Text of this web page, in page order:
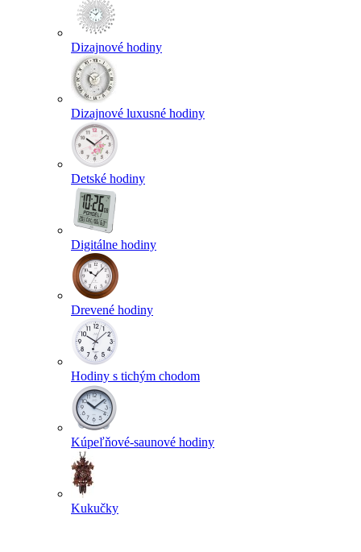
Dizajnové hodiny
Dizajnové luxusné hodiny
Detské hodiny
Digitálne hodiny
Drevené hodiny
Hodiny s tichým chodom
Kúpeľňové-saunové hodiny
Kukučky